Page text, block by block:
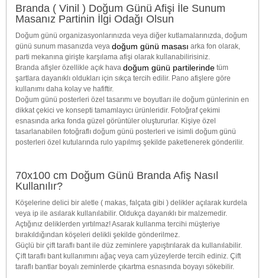
Branda ( Vinil ) Doğum Günü Afişi İle Sunum
Masanız Partinin İlgi Odağı Olsun
Doğum günü organizasyonlarınızda veya diğer kutlamalarınızda, doğum
günü sunum masanızda veya doğum günü masası arka fon olarak,
parti mekanına girişte karşılama afişi olarak kullanabilirisiniz.
Branda afişler özellikle açık hava doğum günü partilerinde tüm
şartlara dayanıklı oldukları için sıkça tercih edilir. Pano afişlere göre
kullanımı daha kolay ve hafiftir.
Doğum günü posterleri özel tasarımı ve boyutları ile doğum günlerinin en
dikkat çekici ve konsepti tamamlayıcı ürünleridir. Fotoğraf çekimi
esnasında arka fonda güzel görüntüler oluştururlar. Kişiye özel
tasarlanabilen fotoğraflı doğum günü posterleri ve isimli doğum günü
posterleri özel kutularında rulo yapılmış şekilde paketlenerek gönderilir.
70x100 cm Doğum Günü Branda Afiş Nasıl
Kullanılır?
Köşelerine delici bir aletle ( makas, falçata gibi ) delikler açılarak kurdela
veya ip ile asılarak kullanılabilir. Oldukça dayanıklı bir malzemedir.
Açtığınız deliklerden yırtılmaz! Asarak kullanma tercihi müşteriye
bırakıldığından köşeleri delikli şekilde gönderilmez.
Güçlü bir çift taraflı bant ile düz zeminlere yapıştırılarak da kullanılabilir.
Çift taraflı bant kullanımını ağaç veya cam yüzeylerde tercih ediniz. Çift
taraflı bantlar boyalı zeminlerde çıkartma esnasında boyayı sökebilir.